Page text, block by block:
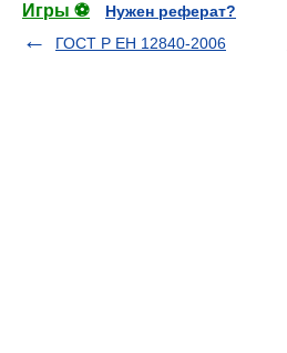
Игры ⚽
Нужен реферат?
ГОСТ Р ЕН 12840-2006